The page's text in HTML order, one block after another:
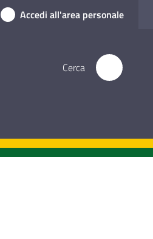
Accedi all'area personale
Cerca